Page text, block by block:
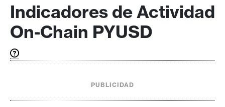
Indicadores de Actividad
On-Chain PYUSD
PUBLICIDAD